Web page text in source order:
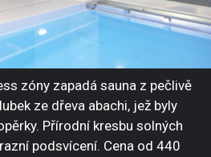
zóny zapadá sauna z pečlivě
ze dřeva abachi, jež byly
Přírodní kresbu solných
podsvícení. Cena od 440